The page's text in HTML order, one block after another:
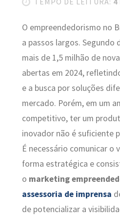
O empreendedorismo no
a passos largos. Segundo
mais de 1,5 milhão de
abertas em 2024,
e a busca por soluções
mercado. Porém, em um
competitivo, ter um
inovador não é suficiente
É necessário comunicar o
forma estratégica e
o marketing
assessoria de imprensa
de potencializar a